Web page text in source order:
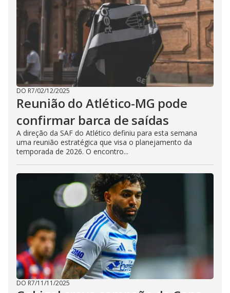
DO R7/02/12/2025
Reunião do Atlético-MG pode
confirmar barca de saídas
A direção da SAF do Atlético definiu para esta semana
uma reunião estratégica que visa o planejamento da
temporada de 2026. O encontro...
DO R7/11/11/2025